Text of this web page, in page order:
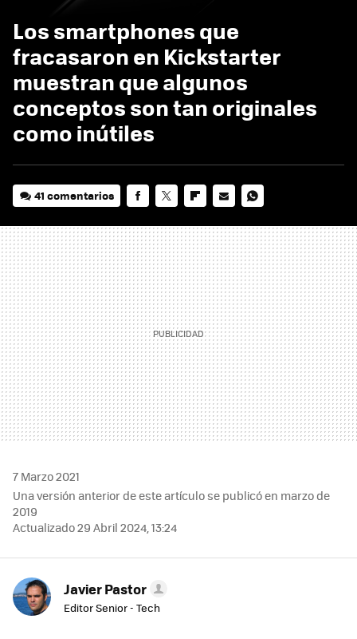
Los smartphones que
fracasaron en Kickstarter
muestran que algunos
conceptos son tan originales
como inútiles
41 comentarios
MAIL
7 Marzo 2021
Una versión anterior de este artículo se publicó en marzo de
2019
Actualizado 29 Abril 2024, 13:24
Javier Pastor
Editor Senior - Tech